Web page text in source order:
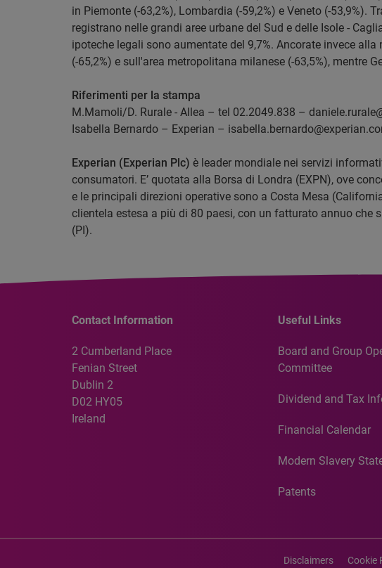
in Piemonte (-63,2%), Lombardia (-59,2%) e Veneto (-
registrano nelle grandi aree urbane del Sud e delle Isole -
ipoteche legali sono aumentate del 9,7%. Ancorate invece
(-65,2%) e sull'area metropolitana milanese (-63,5%), mentre
Riferimenti per la stampa
M.Mamoli/D. Rurale - Allea – tel 02.2049.838 –
Isabella Bernardo – Experian –
Experian (Experian Plc) è leader mondiale nei servizi
consumatori. E’ quotata alla Borsa di Londra (EXPN), ove
e le principali direzioni operative sono a Costa Mesa
clientela estesa a più di 80 paesi, con un fatturato annuo che
(PI).
Contact Information
2 Cumberland Place
Fenian Street
Dublin 2
D02 HY05
Ireland
Useful Links
Board and Group
Committee
Dividend and Tax
Financial Calendar
Modern Slavery
Patents
Disclaimers Cookie